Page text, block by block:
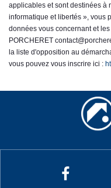
applicables et sont destinées à
informatique et libertés », vous
données vous concernant et
PORCHERET
la liste d'opposition au
vous pouvez vous inscrire ici :